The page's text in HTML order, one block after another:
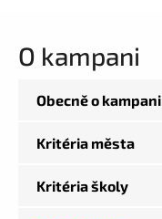
O kampani
Obecně o kampani
Kritéria města
Kritéria školy